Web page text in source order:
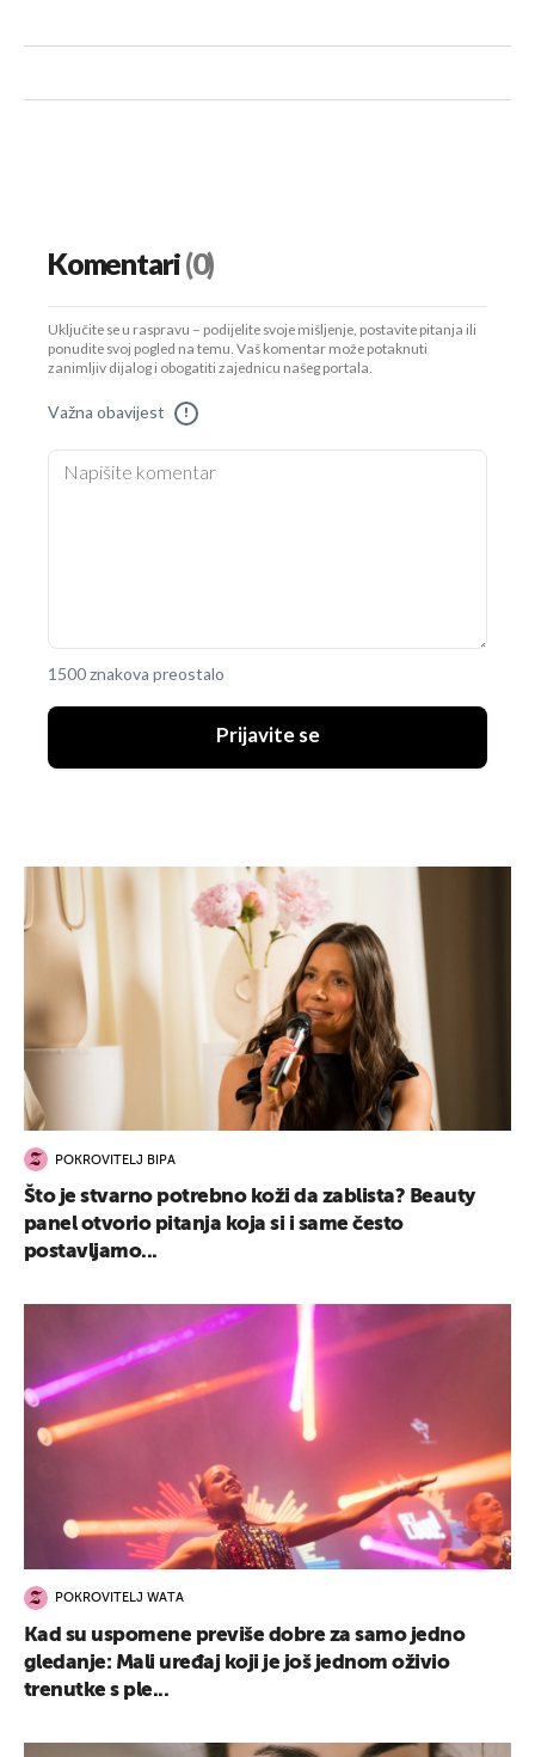
Komentari(0)
Uključite se u raspravu – podijelite svoje mišljenje, postavite pitanja ili
ponudite svoj pogled na temu. Vaš komentar može potaknuti
zanimljiv dijalog i obogatiti zajednicu našeg portala.
Važna obavijest !
1500 znakova preostalo
Prijavite se
POKROVITELJ BIPA
Što je stvarno potrebno koži da zablista? Beauty
panel otvorio pitanja koja si i same često
postavljamo...
POKROVITELJ WATA
Kad su uspomene previše dobre za samo jedno
gledanje: Mali uređaj koji je još jednom oživio
trenutke s ple...